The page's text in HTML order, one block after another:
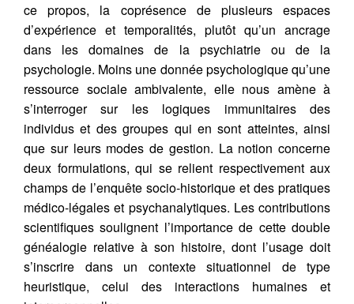
ce propos, la coprésence de plusieurs espaces
d’expérience et temporalités, plutôt qu’un ancrage
dans les domaines de la psychiatrie ou de la
psychologie. Moins une donnée psychologique qu’une
ressource sociale ambivalente, elle nous amène à
s’interroger sur les logiques immunitaires des
individus et des groupes qui en sont atteintes, ainsi
que sur leurs modes de gestion. La notion concerne
deux formulations, qui se relient respectivement aux
champs de l’enquête socio-historique et des pratiques
médico-légales et psychanalytiques. Les contributions
scientifiques soulignent l’importance de cette double
généalogie relative à son histoire, dont l’usage doit
s’inscrire dans un contexte situationnel de type
heuristique, celui des interactions humaines et